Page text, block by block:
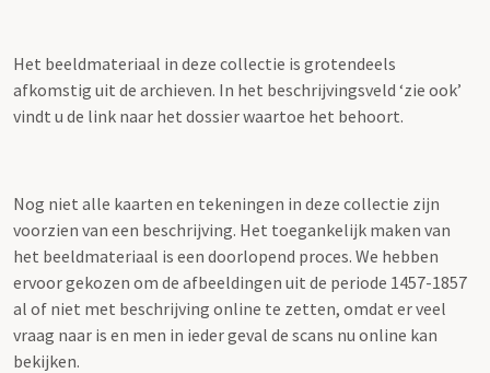
Het beeldmateriaal in deze collectie is grotendeels
afkomstig uit de archieven. In het beschrijvingsveld ‘zie ook’
vindt u de link naar het dossier waartoe het behoort.
Nog niet alle kaarten en tekeningen in deze collectie zijn
voorzien van een beschrijving. Het toegankelijk maken van
het beeldmateriaal is een doorlopend proces. We hebben
ervoor gekozen om de afbeeldingen uit de periode 1457-1857
al of niet met beschrijving online te zetten, omdat er veel
vraag naar is en men in ieder geval de scans nu online kan
bekijken.